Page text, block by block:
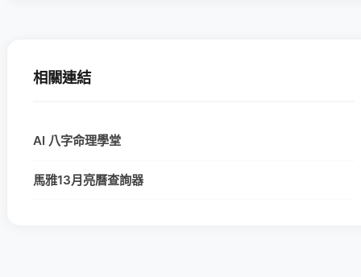
相關連結
AI 八字命理學堂
馬雅13月亮曆查詢器